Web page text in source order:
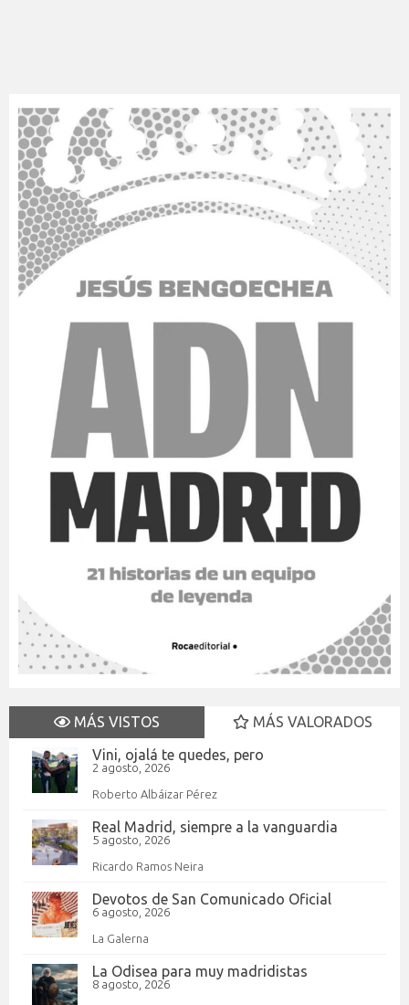
MÁS VISTOS
MÁS VALORADOS
Vini, ojalá te quedes, pero
2 agosto, 2026
Roberto Albáizar Pérez
Real Madrid, siempre a la vanguardia
5 agosto, 2026
Ricardo Ramos Neira
Devotos de San Comunicado Oficial
6 agosto, 2026
La Galerna
La Odisea para muy madridistas
8 agosto, 2026